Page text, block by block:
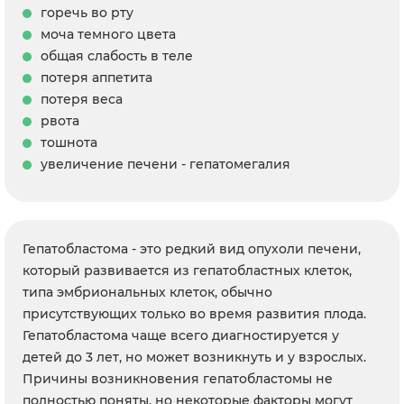
горечь во рту
моча темного цвета
общая слабость в теле
потеря аппетита
потеря веса
рвота
тошнота
увеличение печени - гепатомегалия
Гепатобластома - это редкий вид опухоли печени,
который развивается из гепатобластных клеток,
типа эмбриональных клеток, обычно
присутствующих только во время развития плода.
Гепатобластома чаще всего диагностируется у
детей до 3 лет, но может возникнуть и у взрослых.
Причины возникновения гепатобластомы не
полностью поняты, но некоторые факторы могут